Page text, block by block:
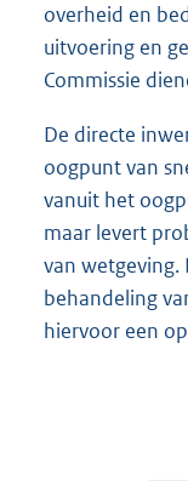
overheid en
uitvoering en
Commissie
De directe
oogpunt van
vanuit het
maar levert
van wetgeving.
behandeling
hiervoor een